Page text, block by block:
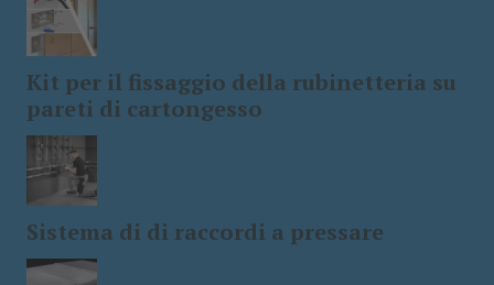
Kit per il fissaggio della rubinetteria su
pareti di cartongesso
Sistema di di raccordi a pressare